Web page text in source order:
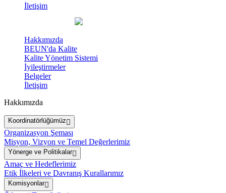
İletişim
Hakkımızda
BEUN'da Kalite
Kalite Yönetim Sistemi
İyileştirmeler
Belgeler
İletişim
Hakkımızda
Koordinatörlüğümüz
Organizasyon Şeması
Misyon, Vizyon ve Temel Değerlerimiz
Yönerge ve Politikalar
Amaç ve Hedeflerimiz
Etik İlkeleri ve Davranış Kurallarımız
Komisyonlar